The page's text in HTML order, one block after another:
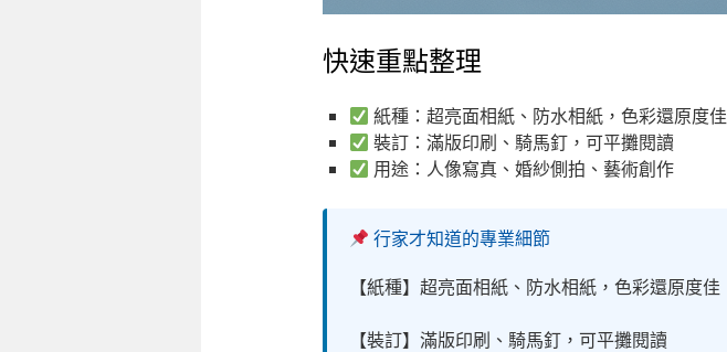
快速重點整理
紙種：超亮面相紙、防水相紙，色彩還原度佳
裝訂：滿版印刷、騎馬釘，可平攤閱讀
用途：人像寫真、婚紗側拍、藝術創作
行家才知道的專業細節
【紙種】超亮面相紙、防水相紙，色彩還原度佳
【裝訂】滿版印刷、騎馬釘，可平攤閱讀